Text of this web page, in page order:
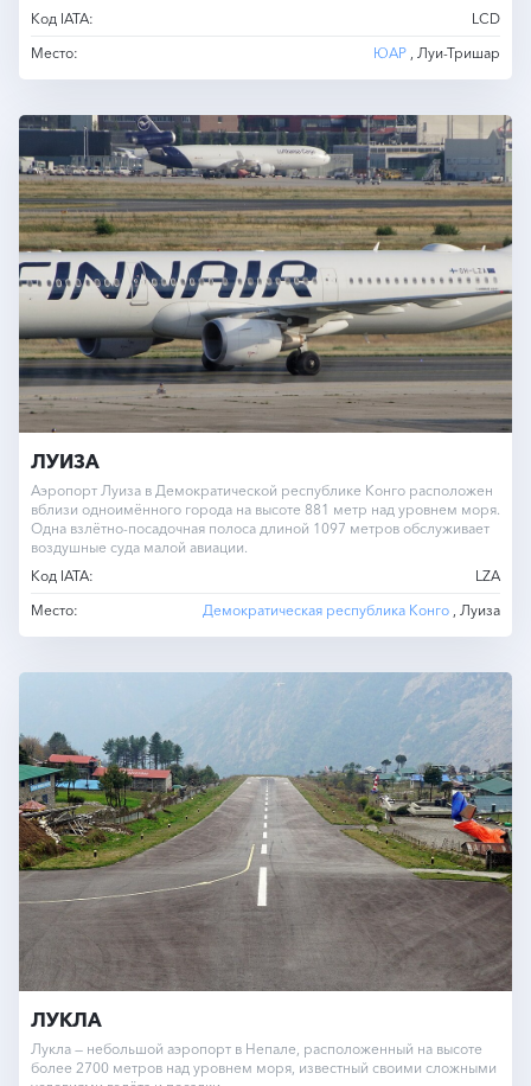
Код IATA:
LCD
Место:
ЮАР , Луи-Тришар
ЛУИЗА
Аэропорт Луиза в Демократической республике Конго расположен
вблизи одноимённого города на высоте 881 метр над уровнем моря.
Одна взлётно-посадочная полоса длиной 1097 метров обслуживает
воздушные суда малой авиации.
Код IATA:
LZA
Место:
Демократическая республика Конго , Луиза
ЛУКЛА
Лукла — небольшой аэропорт в Непале, расположенный на высоте
более 2700 метров над уровнем моря, известный своими сложными